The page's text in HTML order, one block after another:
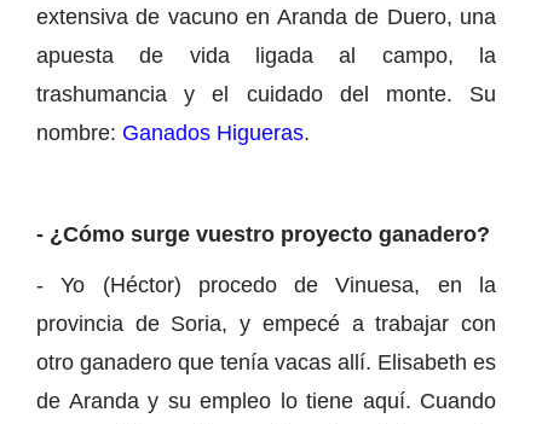
extensiva de vacuno en Aranda de Duero, una
apuesta de vida ligada al campo, la
trashumancia y el cuidado del monte. Su
nombre: Ganados Higueras.
- ¿Cómo surge vuestro proyecto ganadero?
- Yo (Héctor) procedo de Vinuesa, en la
provincia de Soria, y empecé a trabajar con
otro ganadero que tenía vacas allí. Elisabeth es
de Aranda y su empleo lo tiene aquí. Cuando